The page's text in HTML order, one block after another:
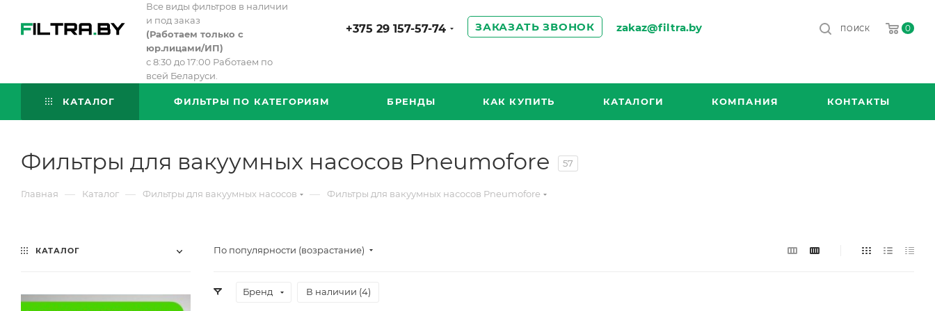
Все виды фильтров в наличии
и под заказ
(Работаем только с
юр.лицами/ИП)
с 8:30 до 17:00 Работаем по
всей Беларуси.
+375 29 157-57-74 ЗАКАЗАТЬ ЗВОНОК zakaz@filtra.by 0
ПОИСК
КАТАЛОГ ФИЛЬТРЫ ПО КАТЕГОРИЯМ БРЕНДЫ КАК КУПИТЬ КАТАЛОГИ КОМПАНИЯ КОНТАКТЫ
Фильтры для вакуумных насосов Pneumofore 57
Главная — Каталог — Фильтры для вакуумных насосов — Фильтры для вакуумных насосов Pneumofore
По популярности (возрастание)
Бренд В наличии (4)
КАТАЛОГ